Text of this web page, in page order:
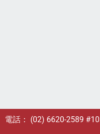
電話： (02) 6620-2589